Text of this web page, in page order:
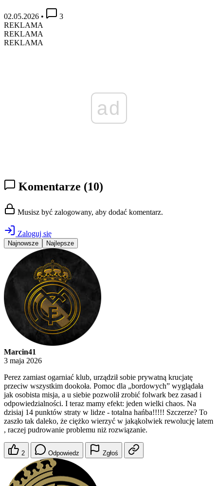
02.05.2026 •
3
REKLAMA
REKLAMA
REKLAMA
ad
Komentarze (10)
Musisz być zalogowany, aby dodać komentarz.
Zaloguj się
Najnowsze Najlepsze
Marcin41
3 maja 2026
Perez zamiast ogarniać klub, urządził sobie prywatną krucjatę
przeciw wszystkim dookoła. Pomoc dla „bordowych” wyglądała
jak osobista misja, a u siebie pozwolił zrobić folwark bez zasad i
odpowiedzialności. I teraz mamy efekt: jeden wielki chaos. Na
dzisiaj 14 punktów straty w lidze - totalna hańba!!!!! Szczerze? To
zaszło tak daleko, że ciężko wierzyć w jakąkolwiek rewolucję latem
, raczej pudrowanie problemu niż rozwiązanie.
2 Odpowiedz Zgłoś